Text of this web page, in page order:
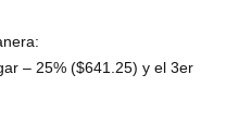
– 25% ($641.25) y el 3er